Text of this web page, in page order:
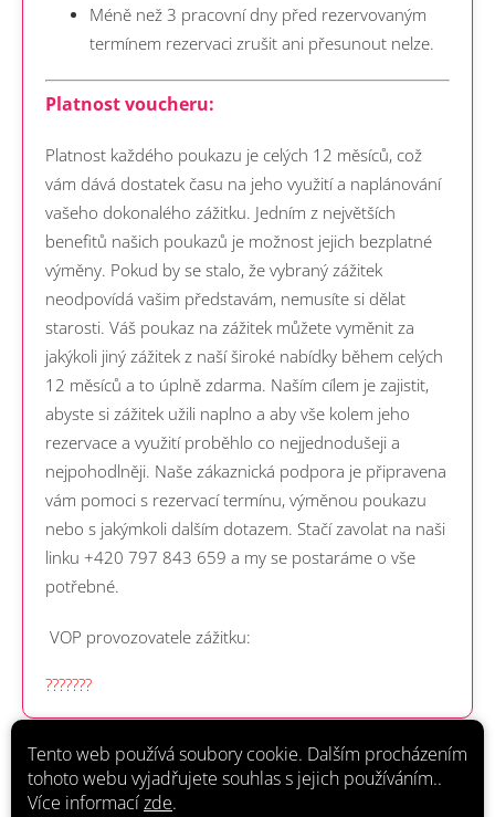
Tento web používá soubory cookie. Dalším procházením
tohoto webu vyjadřujete souhlas s jejich používáním..
Více informacízde.
Méně než 3 pracovní dny před rezervovaným
termínem rezervaci zrušit ani přesunout nelze.
Platnost voucheru:
Platnost každého poukazu je celých 12 měsíců, což
vám dává dostatek času na jeho využití a naplánování
vašeho dokonalého zážitku. Jedním z největších
benefitů našich poukazů je možnost jejich bezplatné
výměny. Pokud by se stalo, že vybraný zážitek
neodpovídá vašim představám, nemusíte si dělat
starosti. Váš poukaz na zážitek můžete vyměnit za
jakýkoli jiný zážitek z naší široké nabídky během celých
12 měsíců a to úplně zdarma. Naším cílem je zajistit,
abyste si zážitek užili naplno a aby vše kolem jeho
rezervace a využití proběhlo co nejjednodušeji a
nejpohodlněji. Naše zákaznická podpora je připravena
vám pomoci s rezervací termínu, výměnou poukazu
nebo s jakýmkoli dalším dotazem. Stačí zavolat na naši
linku +420 797 843 659 a my se postaráme o vše
potřebné.
VOP provozovatele zážitku:
???????